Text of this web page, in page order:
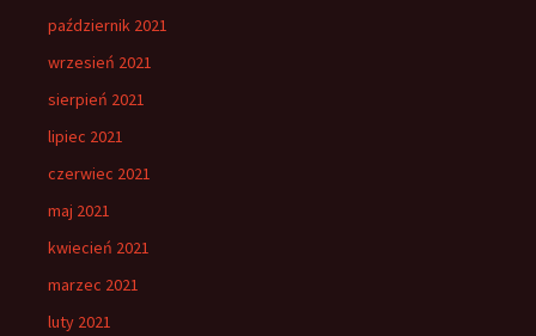
październik 2021
wrzesień 2021
sierpień 2021
lipiec 2021
czerwiec 2021
maj 2021
kwiecień 2021
marzec 2021
luty 2021